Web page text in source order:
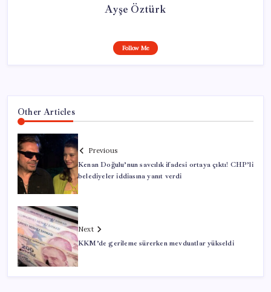
Ayşe Öztürk
Follow Me
Other Articles
Previous
Kenan Doğulu’nun savcılık ifadesi ortaya çıktı! CHP’li
belediyeler iddiasına yanıt verdi
Next
KKM’de gerileme sürerken mevduatlar yükseldi